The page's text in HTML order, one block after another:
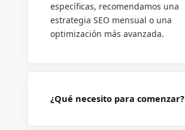
específicas, recomendamos una
estrategia SEO mensual o una
optimización más avanzada.
¿Qué necesito para comenzar?